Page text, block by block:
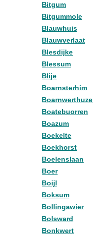
Bitgum
Bitgummole
Blauwhuis
Blauwverlaat
Blesdijke
Blessum
Blije
Boarnsterhim
Boatebuorren
Boazum
Boekelte
Boekhorst
Boelenslaan
Boer
Boijl
Boksum
Bollingawier
Bolsward
Bonkwert